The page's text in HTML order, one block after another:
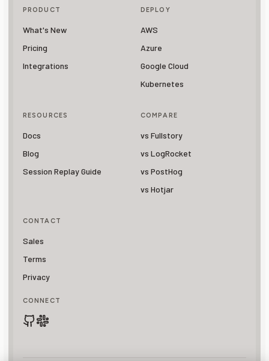
PRODUCT
What's New
Pricing
Integrations
DEPLOY
AWS
Azure
Google Cloud
Kubernetes
RESOURCES
Docs
Blog
Session Replay Guide
COMPARE
vs Fullstory
vs LogRocket
vs PostHog
vs Hotjar
CONTACT
Sales
Terms
Privacy
CONNECT